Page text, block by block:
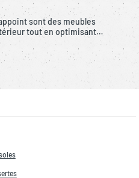
sont des meubles
tout en optimisant…